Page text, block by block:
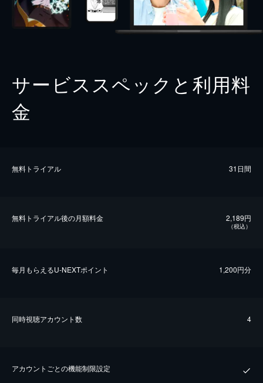
サービススペックと利用料
金
無料トライアル 31日間
無料トライアル後の⽉額料金 2,189円
（税込）
毎⽉もらえるU-NEXTポイント 1,200円分
同時視聴アカウント数 4
アカウントごとの機能制限設定